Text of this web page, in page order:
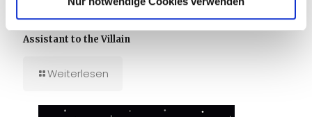
19. März 2026
Assistant to the Villain
Weiterlesen